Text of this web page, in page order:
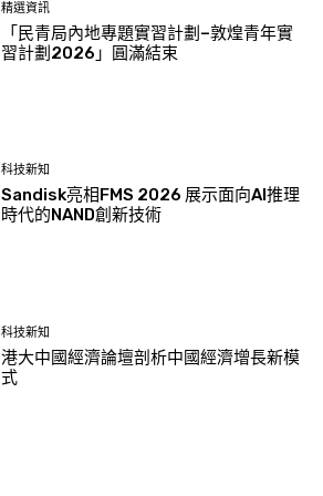
精選資訊
「民青局內地專題實習計劃–敦煌青年實
習計劃2026」圓滿結束
科技新知
Sandisk亮相FMS 2026 展示面向AI推理
時代的NAND創新技術
科技新知
港大中國經濟論壇剖析中國經濟增長新模
式